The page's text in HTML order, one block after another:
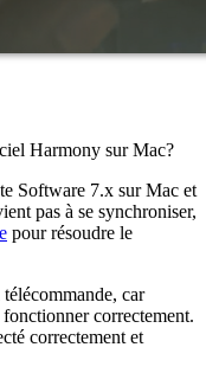
Harmony sur Mac?
Software 7.x sur Mac et
pas à se synchroniser,
pour résoudre le
car
correctement.
correctement et